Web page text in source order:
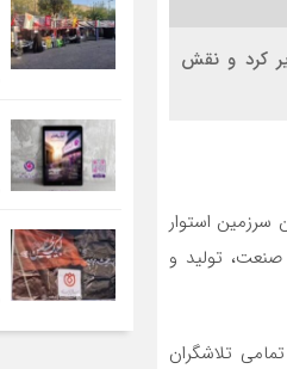
کرد و نقش
سرزمین استوار
صنعت، تولید و
تمامی تلاشگران